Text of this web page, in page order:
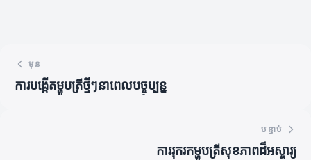
មុន
ការបង្កើតម្ហូបត្រីថ្មីៗនាពេលបច្ចុប្បន្ន
បន្ទាប់
ការរុករកម្ហូបត្រីសុខភាពដ៏អស្ចារ្យ